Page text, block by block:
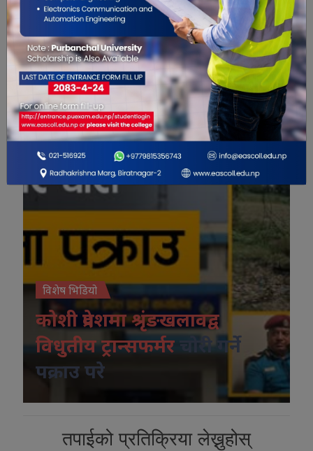
नयाँ कार्यालय सञ्चालनमा
विशेष भिडियो
विशेष भिडियो
कोशी प्रदेशमा श्रृंङखलावद्व
विधुतीय ट्रान्सफर्मर
चोरी गर्ने
पक्राउ परे
तपाईको प्रतिक्रिया लेख्नुहोस्